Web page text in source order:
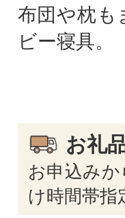
布団や枕も
ビー寝具。
お礼
お申込み
け時間帯指